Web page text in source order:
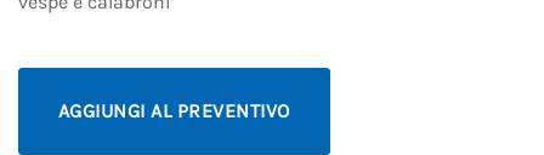
AGGIUNGI AL PREVENTIVO